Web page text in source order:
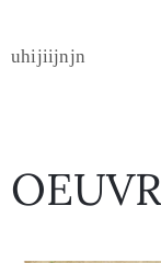
uhijiijnjn